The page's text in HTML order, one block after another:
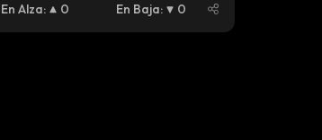
En Alza: 0 En Baja: 0